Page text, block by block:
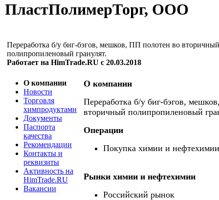
ПластПолимерТорг, ООО
Переработка б/у биг-бэгов, мешков, ПП полотен во вторичный
полипропиленовый гранулят.
Работает на HimTrade.RU с 20.03.2018
О компании
Новости
Торговля
химпродуктами
Документы
Паспорта
качества
Рекомендации
Контакты и
реквизиты
Активность на
HimTrade.RU
Вакансии
О компании
Переработка б/у биг-бэгов,
вторичный полипропиленовый
Операции
Покупка химии и нефтехимии
Рынки химии и нефтехимии
Российский рынок